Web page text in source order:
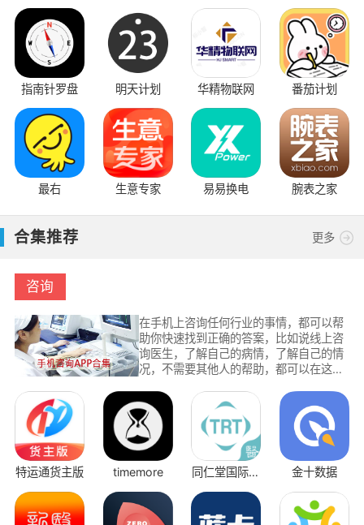
指南针罗盘 明天计划 华精物联网 番茄计划
最右 生意专家 易易换电 腕表之家
合集推荐 更多
咨询
在手机上咨询任何行业的事情，都可以帮
助你快速找到正确的答案，比如说线上咨
询医生，了解自己的病情，了解自己的情
况，不需要其他人的帮助，都可以在这里
题，都可以通过手机软件帮助你解答所有
问题。
特运通货主版 timemore
同仁堂国际医
生版
金十数据